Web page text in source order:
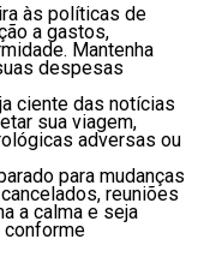
às políticas de
a gastos,
Mantenha
despesas
ciente das notícias
sua viagem,
adversas ou
para mudanças
reuniões
a calma e seja
conforme